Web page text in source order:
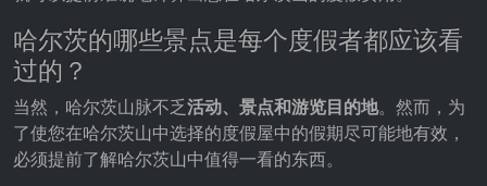
哈尔茨的哪些景点是每个度假者都应该看
过的？
当然，哈尔茨山脉不乏活动、景点和游览目的地。然而，为
了使您在哈尔茨山中选择的度假屋中的假期尽可能地有效，
必须提前了解哈尔茨山中值得一看的东西。